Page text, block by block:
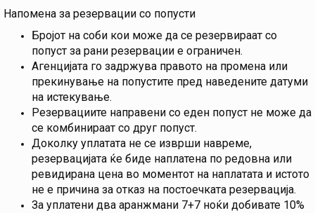
Напомена за резервации со попусти
Бројот на соби кои може да се резервираат со
попуст за рани резервации е ограничен.
Агенцијата го задржува правото на промена или
прекинување на попустите пред наведените датуми
на истекување.
Резервациите направени со еден попуст не може да
се комбинираат со друг попуст.
Доколку уплатата не се изврши навреме,
резервацијата ќе биде наплатена по редовна или
ревидирана цена во моментот на наплатата и истото
не е причина за отказ на постоечката резервација.
За уплатени два аранжмани 7+7 ноќи добивате 10%